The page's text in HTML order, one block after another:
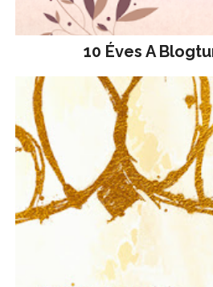
10 Éves A